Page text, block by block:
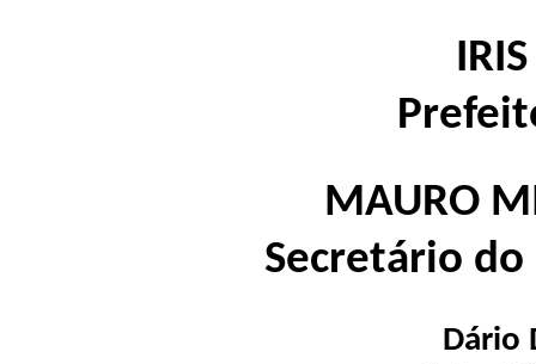
MAURO
Secretário
Dário